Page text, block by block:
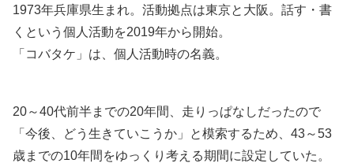
1973年兵庫県生まれ。活動拠点は東京と大阪。話す・書
くという個人活動を2019年から開始。
「コバタケ」は、個人活動時の名義。
20～40代前半までの20年間、走りっぱなしだったので
「今後、どう生きていこうか」と模索するため、43～53
歳までの10年間をゆっくり考える期間に設定していた。